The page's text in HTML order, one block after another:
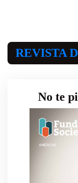
REVISTA
No te